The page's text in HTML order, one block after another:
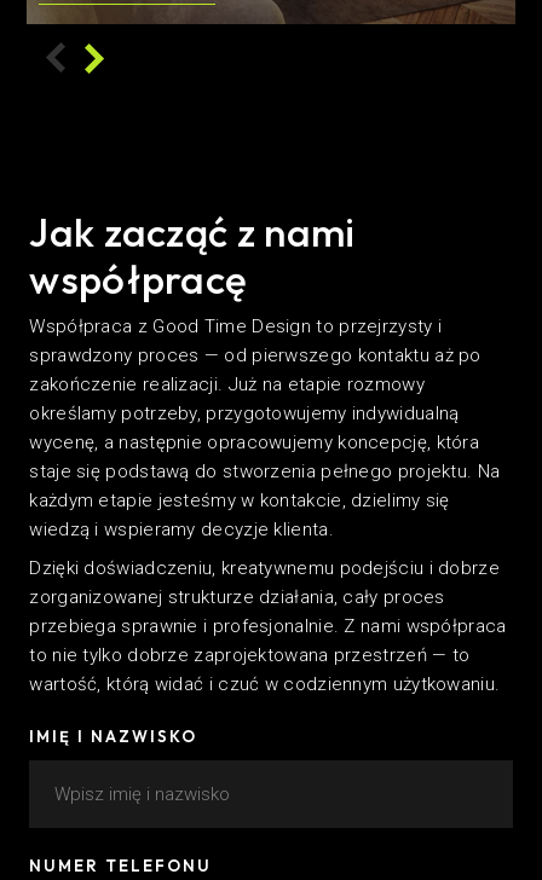
Jak zacząć z nami
współpracę
Współpraca z Good Time Design to przejrzysty i
sprawdzony proces — od pierwszego kontaktu aż po
zakończenie realizacji. Już na etapie rozmowy
określamy potrzeby, przygotowujemy indywidualną
wycenę, a następnie opracowujemy koncepcję, która
staje się podstawą do stworzenia pełnego projektu. Na
każdym etapie jesteśmy w kontakcie, dzielimy się
wiedzą i wspieramy decyzje klienta.
Dzięki doświadczeniu, kreatywnemu podejściu i dobrze
zorganizowanej strukturze działania, cały proces
przebiega sprawnie i profesjonalnie. Z nami współpraca
to nie tylko dobrze zaprojektowana przestrzeń — to
wartość, którą widać i czuć w codziennym użytkowaniu.
IMIĘ I NAZWISKO
NUMER TELEFONU